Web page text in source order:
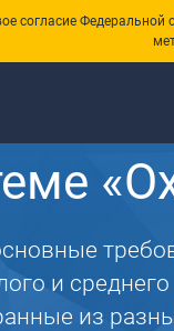
Федеральной
и среднего
из